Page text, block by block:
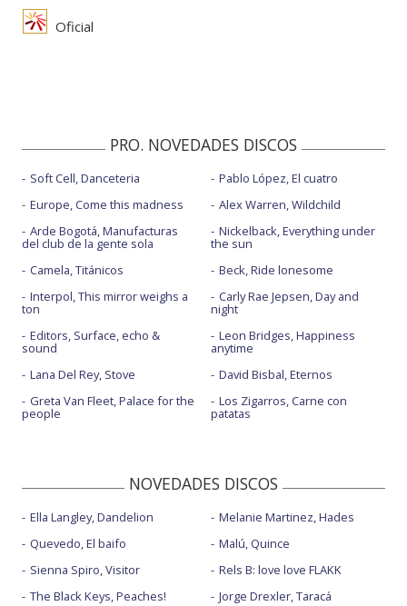
Oficial
PRO. NOVEDADES DISCOS
Soft Cell, Danceteria
Europe, Come this madness
Arde Bogotá, Manufacturas
del club de la gente sola
Camela, Titánicos
Interpol, This mirror weighs a
ton
Editors, Surface, echo &
sound
Lana Del Rey, Stove
Greta Van Fleet, Palace for the
people
Pablo López, El cuatro
Alex Warren, Wildchild
Nickelback, Everything under
the sun
Beck, Ride lonesome
Carly Rae Jepsen, Day and
night
Leon Bridges, Happiness
anytime
David Bisbal, Eternos
Los Zigarros, Carne con
patatas
NOVEDADES DISCOS
Ella Langley, Dandelion
Quevedo, El baifo
Sienna Spiro, Visitor
The Black Keys, Peaches!
Melanie Martinez, Hades
Malú, Quince
Rels B: love love FLAKK
Jorge Drexler, Taracá